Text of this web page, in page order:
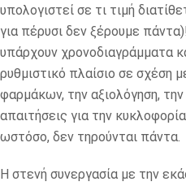
υπολογιστεί σε τι τιμή
για πέρυσι δεν ξέρουμε
υπάρχουν χρονοδιαγράμματα
ρυθμιστικό πλαίσιο σε σχέση
φαρμάκων, την αξιολόγηση,
απαιτήσεις για την
ωστόσο, δεν τηρούνται πάντα.
Η στενή συνεργασία με την